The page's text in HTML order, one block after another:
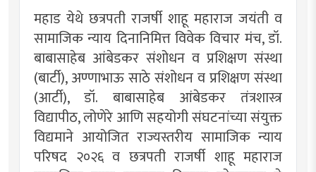
महाड येथे छत्रपती राजर्षी शाहू महाराज जयंती व
सामाजिक न्याय दिनानिमित्त विवेक विचार मंच, डॉ.
बाबासाहेब आंबेडकर संशोधन व प्रशिक्षण संस्था
(बार्टी), अण्णाभाऊ साठे संशोधन व प्रशिक्षण संस्था
(आर्टी), डॉ. बाबासाहेब आंबेडकर तंत्रशास्त्र
विद्यापीठ, लोणेरे आणि सहयोगी संघटनांच्या संयुक्त
विद्यमाने आयोजित राज्यस्तरीय सामाजिक न्याय
परिषद २०२६ व छत्रपती राजर्षी शाहू महाराज